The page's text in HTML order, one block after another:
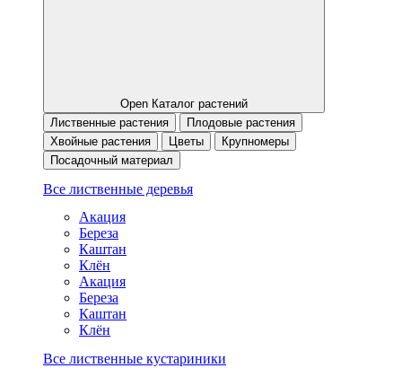
Open Каталог растений
Лиственные растения
Плодовые растения
Хвойные растения
Цветы
Крупномеры
Посадочный материал
Все лиственные деревья
Акация
Береза
Каштан
Клён
Акация
Береза
Каштан
Клён
Все лиственные кустариники